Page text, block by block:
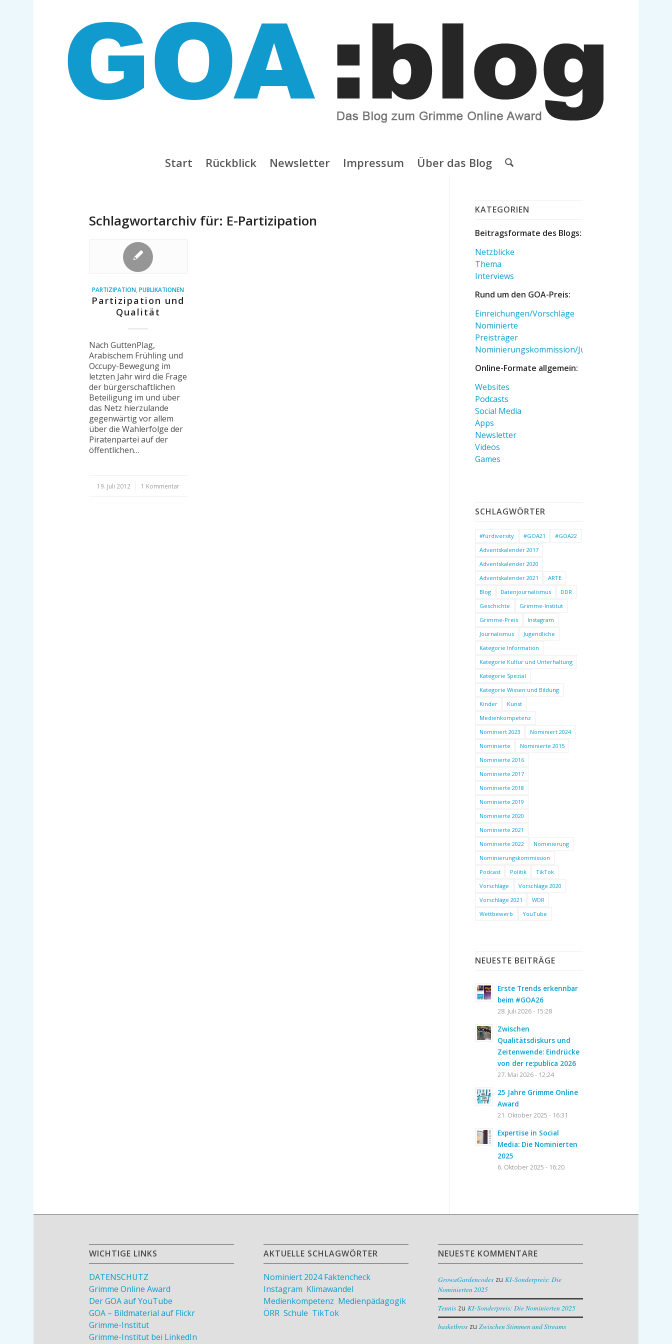
Start Rückblick Newsletter Impressum Über das Blog
Schlagwortarchiv für: E-Partizipation
PARTIZIPATION ,PUBLIKATIONEN
Partizipation und
Qualität
Nach GuttenPlag,
Arabischem Frühling und
Occupy-Bewegung im
letzten Jahr wird die Frage
der bürgerschaftlichen
Beteiligung im und über
das Netz hierzulande
gegenwärtig vor allem
über die Wahlerfolge der
Piratenpartei auf der
öffentlichen…
19. Juli 2012
/ 1 Kommentar
KATEGORIEN
Beitragsformate des Blogs:
Netzblicke
Thema
Interviews
Rund um den GOA-Preis:
Einreichungen/Vorschläge
Nominierte
Preisträger
Nominierungskommission/Jury
Online-Formate allgemein:
Websites
Podcasts
Social Media
Apps
Newsletter
Videos
Games
SCHLAGWÖRTER
#fürdiversity #GOA21
#GOA22
Adventskalender 2017
Adventskalender 2020
Adventskalender 2021
ARTE
Blog
Datenjournalismus
DDR
Geschichte
Grimme-Institut
Grimme-Preis
Instagram
Journalismus
Jugendliche
Kategorie Information
Kategorie Kultur und Unterhaltung
Kategorie Spezial
Kategorie Wissen und Bildung
Kinder
Kunst
Medienkompetenz
Nominiert 2023
Nominiert 2024
Nominierte
Nominierte 2015
Nominierte 2016
Nominierte 2017
Nominierte 2018
Nominierte 2019
Nominierte 2020
Nominierte 2021
Nominierte 2022
Nominierung
Nominierungskommission
Podcast
Politik
TikTok
Vorschläge
Vorschläge 2020
Vorschläge 2021
WDR
Wettbewerb
YouTube
NEUESTE BEITRÄGE
Erste Trends erkennbar
beim #GOA26
28. Juli 2026 - 15:28
Zwischen
Qualitätsdiskurs und
Zeitenwende: Eindrücke
von der re:publica 2026
27. Mai 2026 - 12:24
25 Jahre Grimme Online
Award
21. Oktober 2025 - 16:31
Expertise in Social
Media: Die Nominierten
2025
6. Oktober 2025 - 16:20
WICHTIGE LINKS
DATENSCHUTZ
Grimme Online Award
Der GOA auf YouTube
GOA – Bildmaterial auf Flickr
Grimme-Institut
Grimme-Institut bei LinkedIn
AKTUELLE SCHLAGWÖRTER
Nominiert 2024 Faktencheck,
Instagram Klimawandel
Medienkompetenz Medienpädagogik,
ÖRR, Schule TikTok
NEUESTE KOMMENTARE
GrowaGardencodes zuKI-Sonderpreis: Die
Nominierten 2025
Tennis zuKI-Sonderpreis: Die Nominierten 2025
basketbros zuZwischen Stimmen und Streams